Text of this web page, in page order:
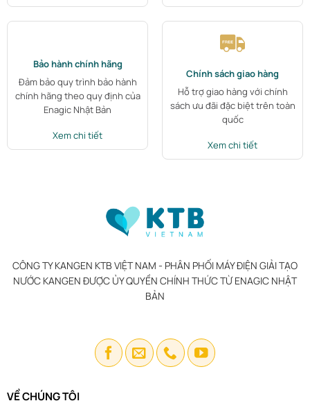
Bảo hành chính hãng
Đảm bảo quy trình bảo hành
chính hãng theo quy định của
Enagic Nhật Bản
Xem chi tiết
Chính sách giao hàng
Hỗ trợ giao hàng với chính
sách ưu đãi đặc biệt trên toàn
quốc
Xem chi tiết
CÔNG TY KANGEN KTB VIỆT NAM - PHÂN PHỐI MÁY ĐIỆN GIẢI TẠO
NƯỚC KANGEN ĐƯỢC ỦY QUYỀN CHÍNH THỨC TỪ ENAGIC NHẬT
BẢN
VỀ CHÚNG TÔI